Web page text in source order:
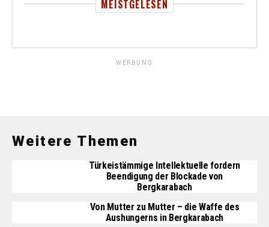
MEISTGELESEN
WERBUNG
Weitere Themen
Türkeistämmige Intellektuelle fordern
Beendigung der Blockade von
Bergkarabach
Von Mutter zu Mutter – die Waffe des
Aushungerns in Bergkarabach